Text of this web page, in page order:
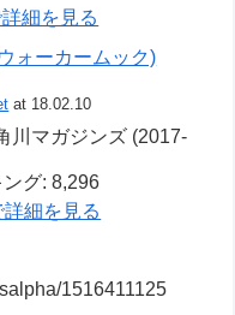
細を見る
ォーカームック)
at 18.02.10
川マガジンズ (2017-
グ: 8,296
細を見る
1516411125